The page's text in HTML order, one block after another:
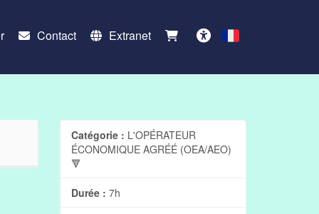
Contact
Extranet
Français
Catégorie : L'OPÉRATEUR
ÉCONOMIQUE AGRÉÉ (OEA/AEO)
🔻
Durée : 7h